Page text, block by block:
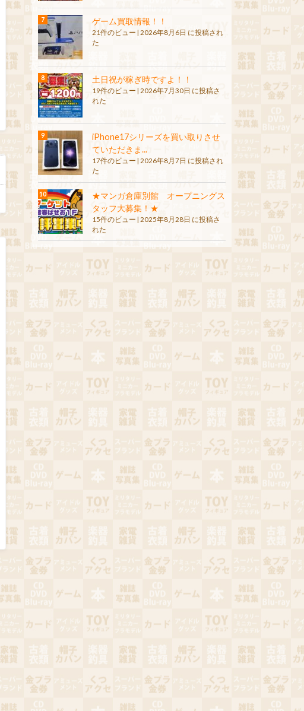
ゲーム買取情報！！
21件のビュー | 2026年8月6日 に投稿され
た
土日祝が稼ぎ時ですよ！！
19件のビュー | 2026年7月30日 に投稿さ
れた
iPhone17シリーズを買い取りさせ
ていただきま...
17件のビュー
2026年8月7日 に投稿され
た
★マンガ倉庫別館 オープニングス
タッフ大募集！★
15件のビュー | 2025年8月28日 に投稿さ
れた